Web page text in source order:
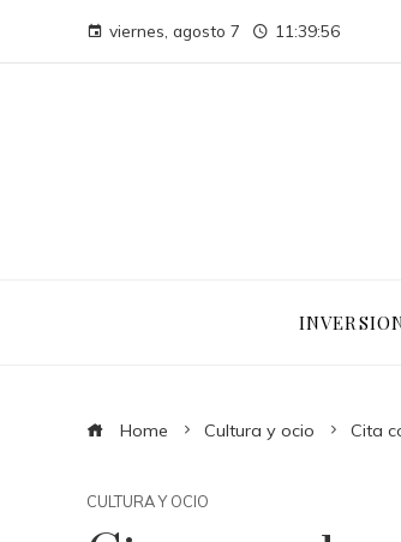
viernes, agosto 7 11:39:57
Home Cultura y ocio Cita
CULTURA Y OCIO